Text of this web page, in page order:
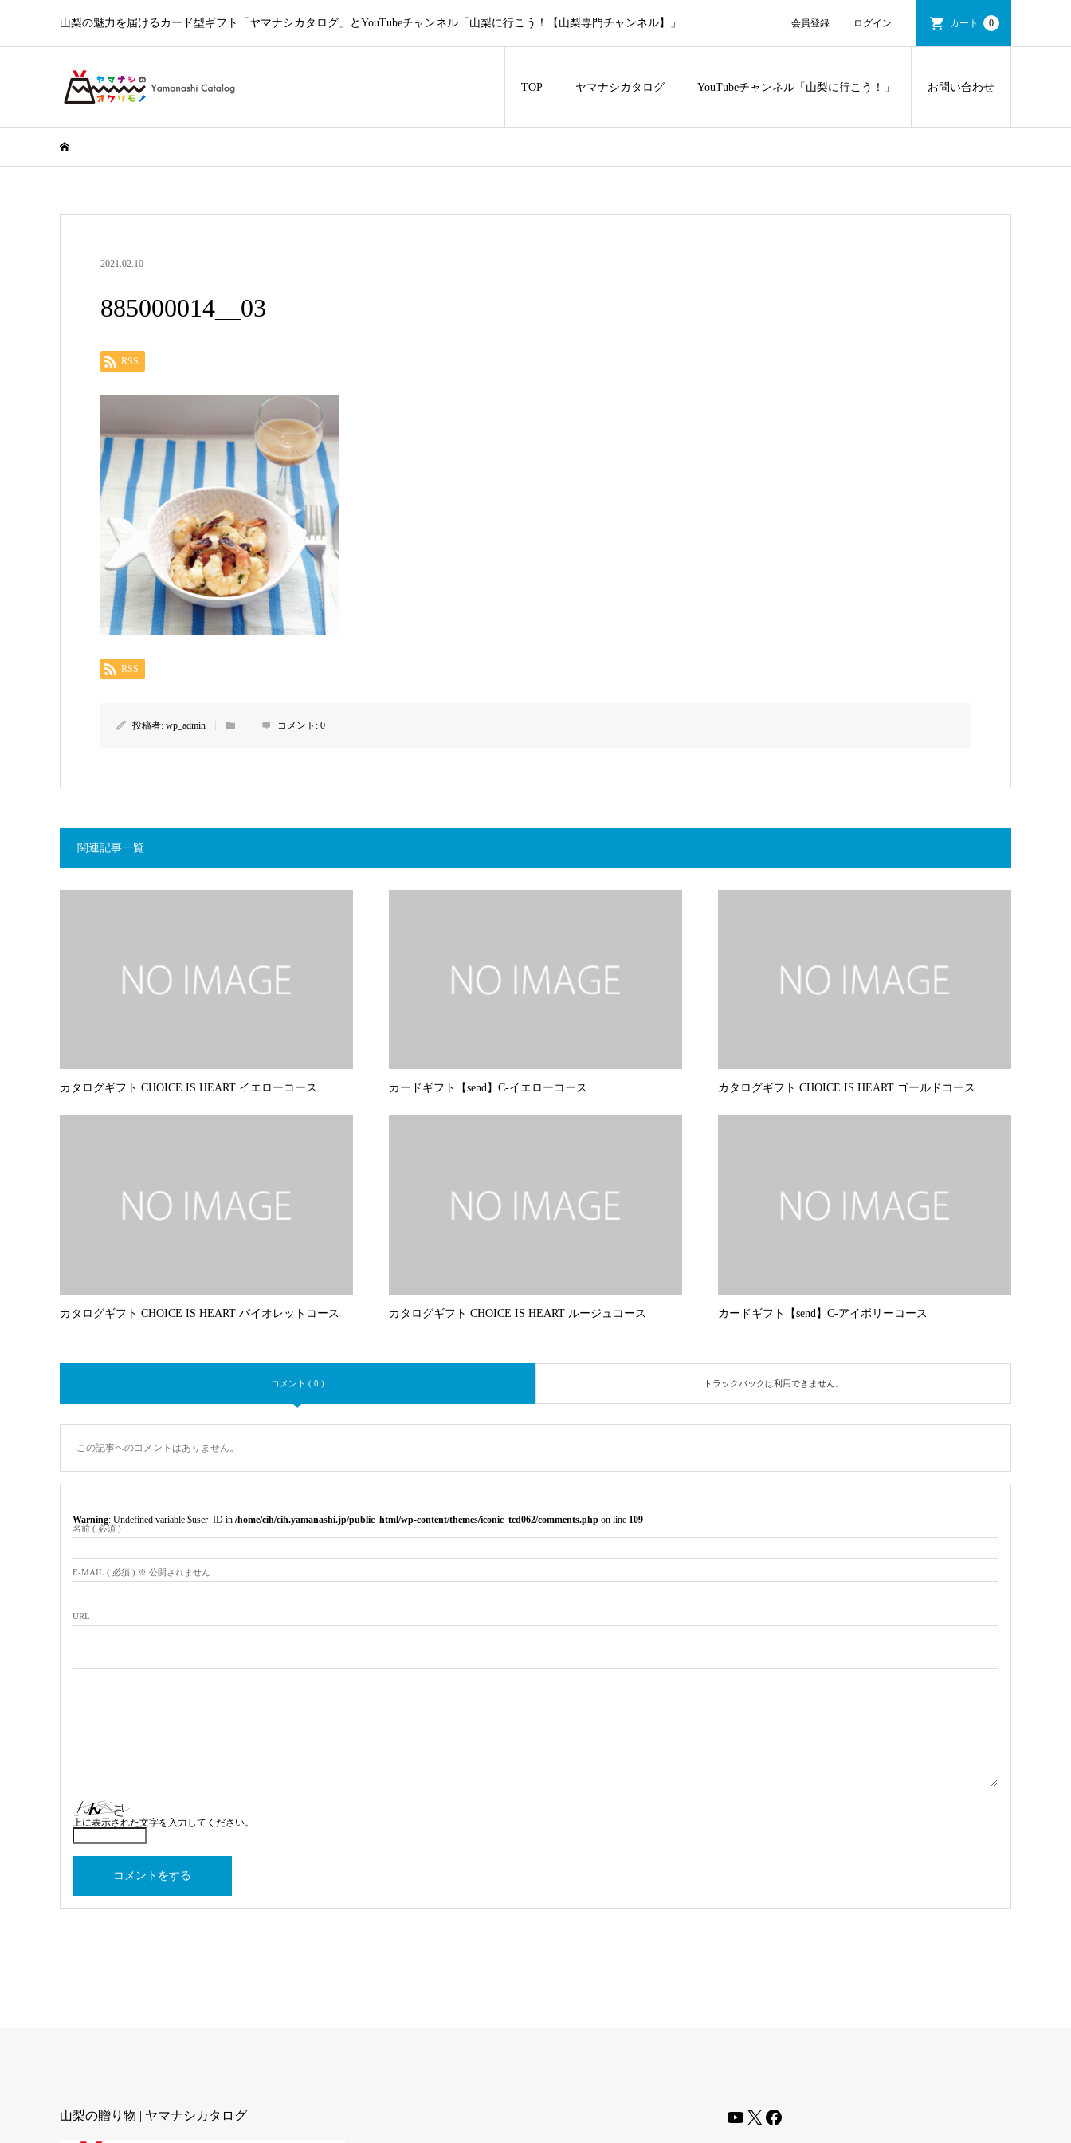
山梨の魅力を届けるカード型ギフト「ヤマナシカタログ」とYouTubeチャンネル「山梨に行こう！【山梨専門チャンネル】」 会員登録 ログイン カート 0
TOP ヤマナシカタログ YouTubeチャンネル「山梨に行こう！」 お問い合わせ
2021.02.10
885000014__03
RSS
RSS
投稿者: wp_admin コメント: 0
関連記事一覧
カタログギフト CHOICE IS HEART イエローコース カードギフト【send】C-イエローコース カタログギフト CHOICE IS HEART ゴールドコース
カタログギフト CHOICE IS HEART バイオレットコース カタログギフト CHOICE IS HEART ルージュコース カードギフト【send】C-アイボリーコース
コメント ( 0 ) トラックバックは利用できません。
この記事へのコメントはありません。
Warning : Undefined variable $user_ID in /home/cih/cih.yamanashi.jp/public_html/wp-content/themes/iconic_tcd062/comments.phpon line 109
名前 ( 必須 )
E-MAIL ( 必須 ) ※ 公開されません
URL
上に表示された文字を入力してください。
山梨の贈り物 | ヤマナシカタログ